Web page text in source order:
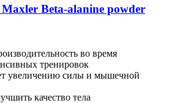
Beta-alanine powder
во время
тренировок
увеличению силы и мышечной
качество тела